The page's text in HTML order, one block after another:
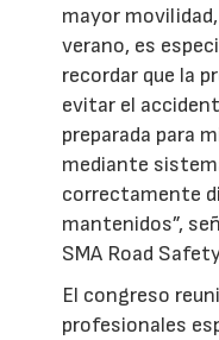
mayor
verano, es
recordar que la
evitar el
preparada para
mediante
correctamente
mantenidos”,
SMA Road
El congreso
profesionales